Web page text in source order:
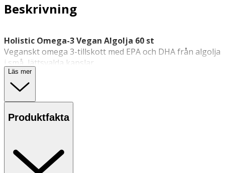
Beskrivning
Holistic Omega-3 Vegan Algolja 60 st
Veganskt omega 3-tillskott med EPA och DHA från algolja
i små, lättsvalda kapslar.
Holistic Omega-3 algolja är ett veganskt
i små, mjuka kapslar som är lätta att svälja. Kapslarna
innehåller EPA och DHA, som utvinns från mikroalgen
fri från föroreningar och miljögifter. Omega-3 från alger
har dessutom en mer neutral smak än den från fiskolja.
Läs mer
Produktfakta